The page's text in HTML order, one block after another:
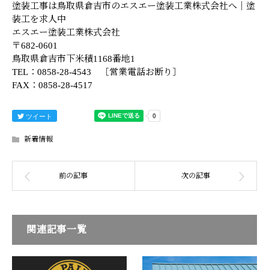
塗装工事は鳥取県倉吉市のエスエー塗装工業株式会社へ｜塗
装工を求人中
エスエー塗装工業株式会社
〒682-0601
鳥取県倉吉市下米積1168番地1
TEL：0858-28-4543 ［営業電話お断り］
FAX：0858-28-4517
ツイート
新着情報
関連記事一覧